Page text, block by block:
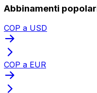
Abbinamenti
COP a USD
COP a EUR